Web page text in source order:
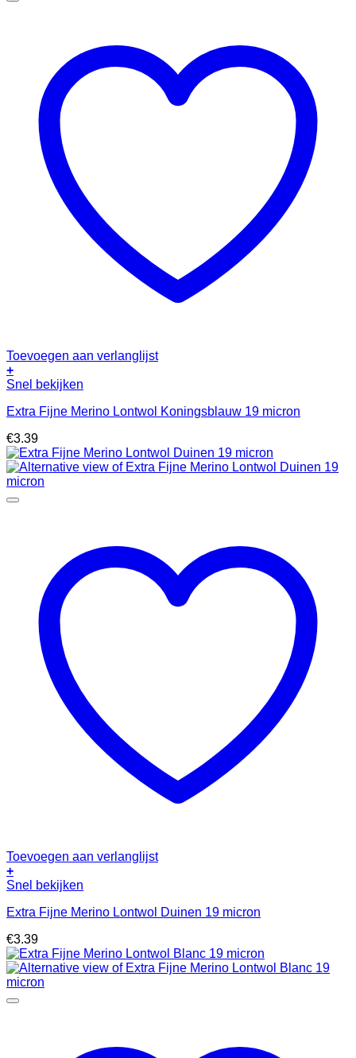
Toevoegen aan verlanglijst
+
Snel bekijken
Extra Fijne Merino Lontwol Koningsblauw 19 micron
€3.39
Toevoegen aan verlanglijst
+
Snel bekijken
Extra Fijne Merino Lontwol Duinen 19 micron
€3.39